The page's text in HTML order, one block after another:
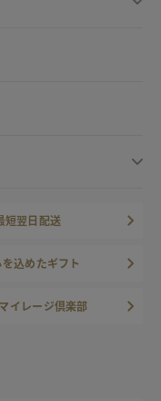
短翌日配送
込めたギフト
マイレージ倶楽部